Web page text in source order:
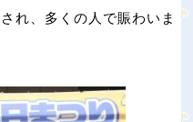
れ、多くの人で賑わいま